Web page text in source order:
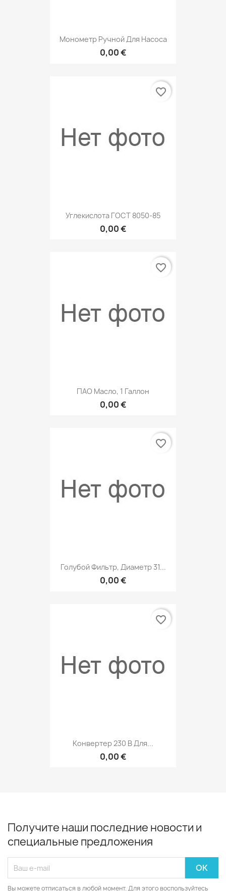
Монометр Ручной Для Насоса
0,00 €
Углекислота ГОСТ 8050-85
0,00 €
favorite_border
ПАО Масло, 1 Галлон
0,00 €
favorite_border
Голубой Фильтр, Диаметр 31...
0,00 €
favorite_border
Конвертер 230 В Для...
0,00 €
favorite_border
Получите наши последние новости и
специальные предложения
Вы можете отписаться в любой момент. Для этого воспользуйтесь